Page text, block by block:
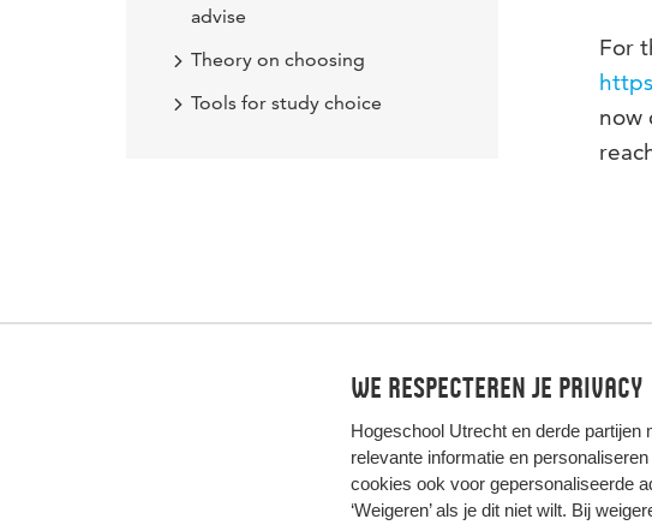
We respecteren je privacy
Hogeschool Utrecht en derde partijen
relevante informatie en
cookies ook voor gepersonaliseerde
‘Weigeren’ als je dit niet wilt. Bij
advise
Theory on choosing
Tools for study choice
For
now